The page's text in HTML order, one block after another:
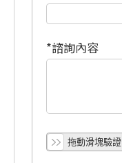
*諮詢內容
拖動滑塊驗證